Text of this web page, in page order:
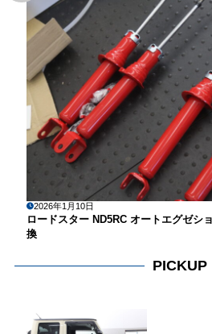
2026年1月10日
ロードスター ND5RC オートエグゼシ
換
PICKUP